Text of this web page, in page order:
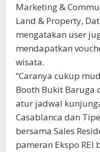
Marketing &
Land & Property,
mengatakan user
mendapatkan
wisata.
“Caranya cukup
Booth Bukit Baruga
atur jadwal
Casablanca dan
bersama Sales
pameran Ekspo REI